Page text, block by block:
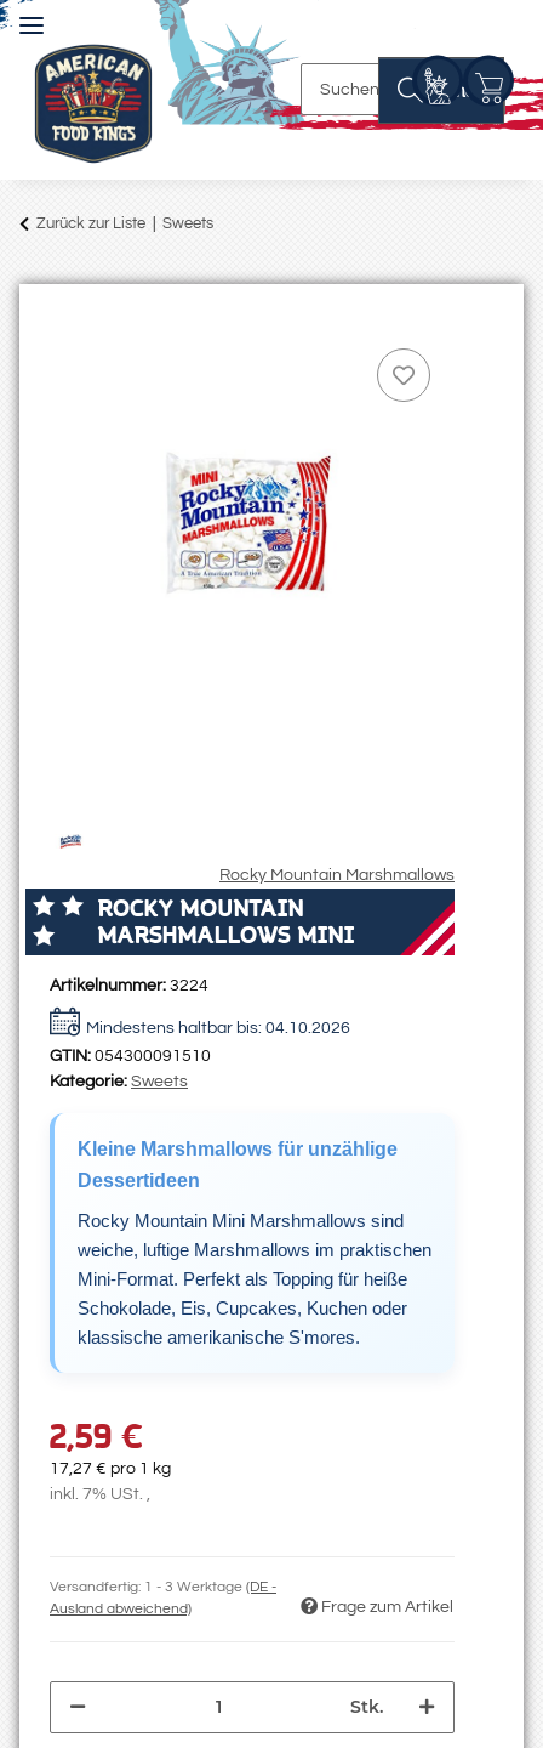
Suchen
Zurück zur Liste Sweets
Rocky Mountain Marshmallows
ROCKY MOUNTAIN
MARSHMALLOWS MINI
Artikelnummer: 3224
Mindestens haltbar bis: 04.10.2026
GTIN: 054300091510
Kategorie: Sweets
Kleine Marshmallows für unzählige
Dessertideen
Rocky Mountain Mini Marshmallows sind
weiche, luftige Marshmallows im praktischen
Mini-Format. Perfekt als Topping für heiße
Schokolade, Eis, Cupcakes, Kuchen oder
klassische amerikanische S'mores.
2,59 €
17,27 € pro 1 kg
inkl. 7% USt. ,
Versandfertig: 1 - 3 Werktage (DE -
Ausland abweichend)
Frage zum Artikel
Stk.